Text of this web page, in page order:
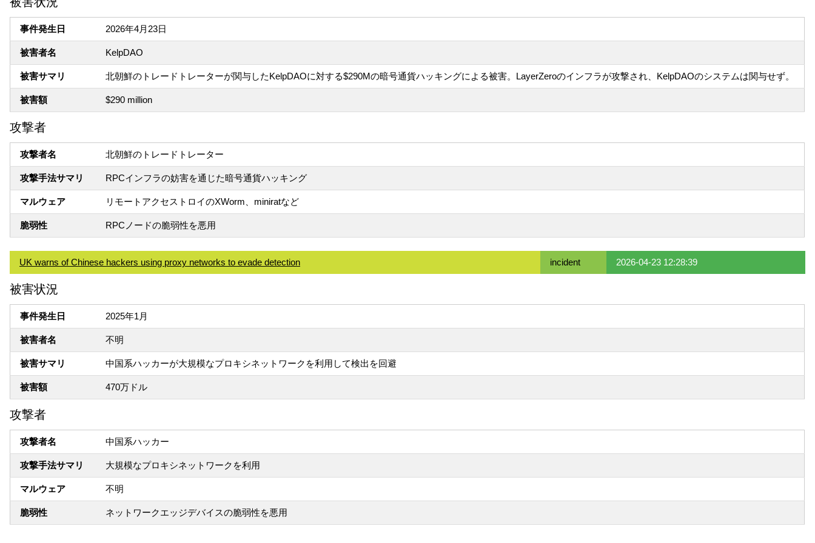
事件発生日 2026年4月23日
被害者名 KelpDAO
被害サマリ 北朝鮮のトレードトレーターが関与したKelpDAOに対する$290Mの暗号通貨ハッキングによる被害。LayerZeroのインフラが攻撃され、KelpDAOのシステムは関与せず。
被害額 $290 million
攻撃者
攻撃者名 北朝鮮のトレードトレーター
攻撃手法サマリ RPCインフラの妨害を通じた暗号通貨ハッキング
マルウェア リモートアクセストロイのXWorm、miniratなど
脆弱性 RPCノードの脆弱性を悪用
UK warns of Chinese hackers using proxy networks to evade detection incident 2026-04-23 12:28:39
被害状況
事件発生日 2025年1月
被害者名 不明
被害サマリ 中国系ハッカーが大規模なプロキシネットワークを利用して検出を回避
被害額 470万ドル
攻撃者
攻撃者名 中国系ハッカー
攻撃手法サマリ 大規模なプロキシネットワークを利用
マルウェア 不明
脆弱性 ネットワークエッジデバイスの脆弱性を悪用